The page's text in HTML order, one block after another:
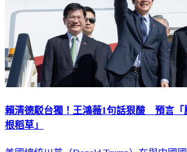
賴清德駁台獨！王鴻薇1句話狠酸 預言「
根稻草」